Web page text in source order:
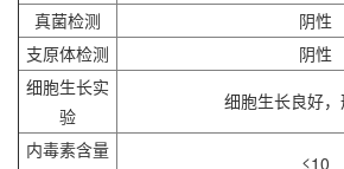
真菌检测
阴性
支原体检测
阴性
细胞生长实
验
细胞生长良好
内毒素含量
≤10